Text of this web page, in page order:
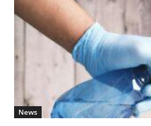
News